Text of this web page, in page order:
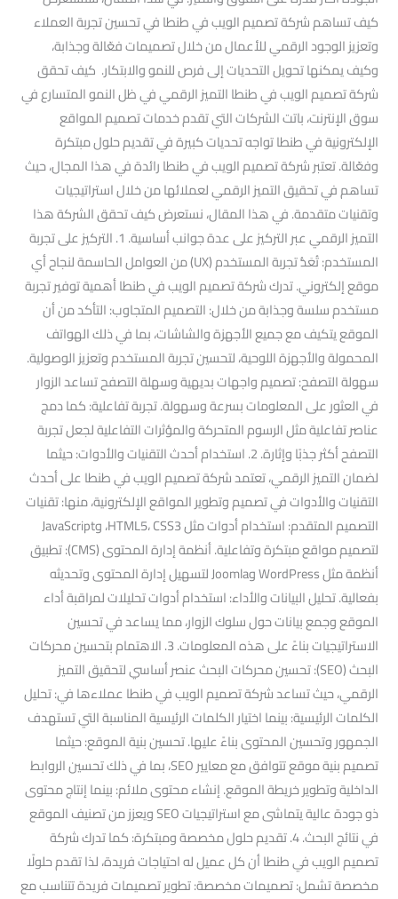
كيف تساهم شركة تصميم الويب في طنطا في تحسين تجربة العملاء
وتعزيز الوجود الرقمي للأعمال من خلال تصميمات فعّالة وجذابة،
وكيف يمكنها تحويل التحديات إلى فرص للنمو والابتكار. كيف تحقق
شركة تصميم الويب في طنطا التميز الرقمي في ظل النمو المتسارع في
سوق الإنترنت، باتت الشركات التي تقدم خدمات تصميم المواقع
الإلكترونية في طنطا تواجه تحديات كبيرة في تقديم حلول مبتكرة
وفعّالة. تعتبر شركة تصميم الويب في طنطا رائدة في هذا المجال، حيث
تساهم في تحقيق التميز الرقمي لعملائها من خلال استراتيجيات
وتقنيات متقدمة. في هذا المقال، نستعرض كيف تحقق الشركة هذا
التميز الرقمي عبر التركيز على عدة جوانب أساسية. 1. التركيز على تجربة
المستخدم: تُعَدُّ تجربة المستخدم (UX) من العوامل الحاسمة لنجاح أي
موقع إلكتروني. تدرك شركة تصميم الويب في طنطا أهمية توفير تجربة
مستخدم سلسة وجذابة من خلال: التصميم المتجاوب: التأكد من أن
الموقع يتكيف مع جميع الأجهزة والشاشات، بما في ذلك الهواتف
المحمولة والأجهزة اللوحية، لتحسين تجربة المستخدم وتعزيز الوصولية.
سهولة التصفح: تصميم واجهات بديهية وسهلة التصفح تساعد الزوار
في العثور على المعلومات بسرعة وسهولة. تجربة تفاعلية: كما دمج
عناصر تفاعلية مثل الرسوم المتحركة والمؤثرات التفاعلية لجعل تجربة
التصفح أكثر جذبًا وإثارة. 2. استخدام أحدث التقنيات والأدوات: حيثما
لضمان التميز الرقمي، تعتمد شركة تصميم الويب في طنطا على أحدث
التقنيات والأدوات في تصميم وتطوير المواقع الإلكترونية، منها: تقنيات
التصميم المتقدم: استخدام أدوات مثل HTML5، CSS3، وJavaScript
لتصميم مواقع مبتكرة وتفاعلية. أنظمة إدارة المحتوى (CMS): تطبيق
أنظمة مثل WordPress وJoomla لتسهيل إدارة المحتوى وتحديثه
بفعالية. تحليل البيانات والأداء: استخدام أدوات تحليلات لمراقبة أداء
الموقع وجمع بيانات حول سلوك الزوار، مما يساعد في تحسين
الاستراتيجيات بناءً على هذه المعلومات. 3. الاهتمام بتحسين محركات
البحث (SEO): تحسين محركات البحث عنصر أساسي لتحقيق التميز
الرقمي، حيث تساعد شركة تصميم الويب في طنطا عملاءها في: تحليل
الكلمات الرئيسية: بينما اختيار الكلمات الرئيسية المناسبة التي تستهدف
الجمهور وتحسين المحتوى بناءً عليها. تحسين بنية الموقع: حيثما
تصميم بنية موقع تتوافق مع معايير SEO، بما في ذلك تحسين الروابط
الداخلية وتطوير خريطة الموقع. إنشاء محتوى ملائم: بينما إنتاج محتوى
ذو جودة عالية يتماشى مع استراتيجيات SEO ويعزز من تصنيف الموقع
في نتائج البحث. 4. تقديم حلول مخصصة ومبتكرة: كما تدرك شركة
تصميم الويب في طنطا أن كل عميل له احتياجات فريدة، لذا تقدم حلولًا
مخصصة تشمل: تصميمات مخصصة: تطوير تصميمات فريدة تتناسب مع